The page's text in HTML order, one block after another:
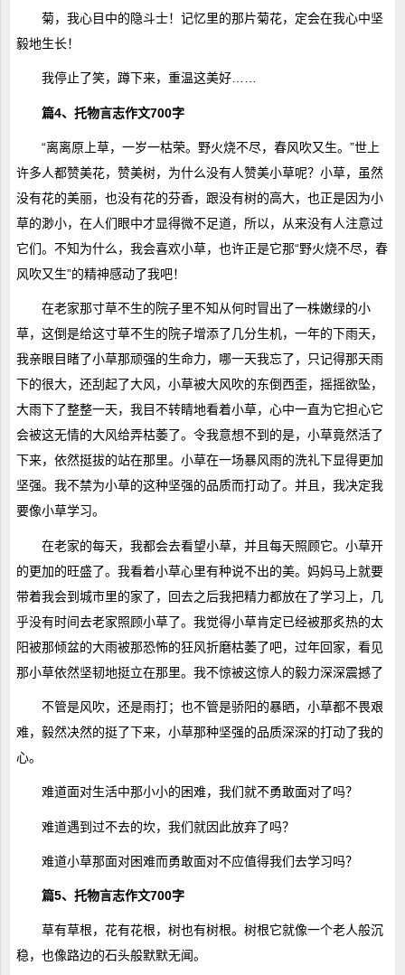
菊，我心目中的隐斗士！记忆里的那片菊花，定会在我心中坚
毅地生长！
我停止了笑，蹲下来，重温这美好……
篇4、托物言志作文700字
“离离原上草，一岁一枯荣。野火烧不尽，春风吹又生。”世上
许多人都赞美花，赞美树，为什么没有人赞美小草呢？小草，虽然
没有花的美丽，也没有花的芬香，跟没有树的高大，也正是因为小
草的渺小，在人们眼中才显得微不足道，所以，从来没有人注意过
它们。不知为什么，我会喜欢小草，也许正是它那“野火烧不尽，春
风吹又生”的精神感动了我吧！
在老家那寸草不生的院子里不知从何时冒出了一株嫩绿的小
草，这倒是给这寸草不生的院子增添了几分生机，一年的下雨天，
我亲眼目睹了小草那顽强的生命力，哪一天我忘了，只记得那天雨
下的很大，还刮起了大风，小草被大风吹的东倒西歪，摇摇欲坠，
大雨下了整整一天，我目不转睛地看着小草，心中一直为它担心它
会被这无情的大风给弄枯萎了。令我意想不到的是，小草竟然活了
下来，依然挺拔的站在那里。小草在一场暴风雨的洗礼下显得更加
坚强。我不禁为小草的这种坚强的品质而打动了。并且，我决定我
要像小草学习。
在老家的每天，我都会去看望小草，并且每天照顾它。小草开
的更加的旺盛了。我看着小草心里有种说不出的美。妈妈马上就要
带着我会到城市里的家了，回去之后我把精力都放在了学习上，几
乎没有时间去老家照顾小草了。我觉得小草肯定已经被那炙热的太
阳被那倾盆的大雨被那恐怖的狂风折磨枯萎了吧，过年回家，看见
那小草依然坚韧地挺立在那里。我不惊被这惊人的毅力深深震撼了
不管是风吹，还是雨打；也不管是骄阳的暴晒，小草都不畏艰
难，毅然决然的挺了下来，小草那种坚强的品质深深的打动了我的
心。
难道面对生活中那小小的困难，我们就不勇敢面对了吗？
难道遇到过不去的坎，我们就因此放弃了吗？
难道小草那面对困难而勇敢面对不应值得我们去学习吗？
篇5、托物言志作文700字
草有草根，花有花根，树也有树根。树根它就像一个老人般沉
稳，也像路边的石头般默默无闻。